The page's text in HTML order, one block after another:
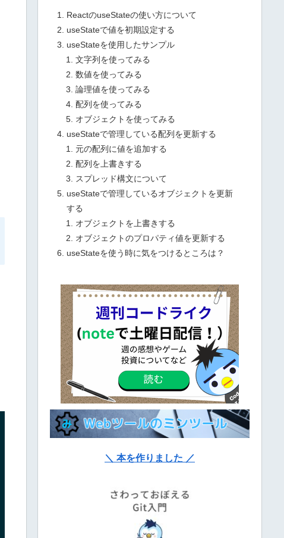
ReactのuseStateの使い方について
useStateで値を初期設定する
useStateを使用したサンプル
文字列を使ってみる
数値を使ってみる
論理値を使ってみる
配列を使ってみる
オブジェクトを使ってみる
useStateで管理している配列を更新する
元の配列に値を追加する
配列を上書きする
スプレッド構文について
useStateで管理しているオブジェクトを更新
する
オブジェクトを上書きする
オブジェクトのプロパティ値を更新する
useStateを使う時に気をつけるところは？
＼ 本を作りました ／